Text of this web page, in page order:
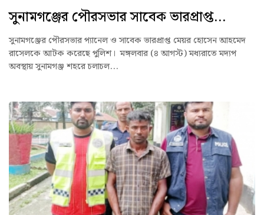
সুনামগঞ্জের পৌরসভার সাবেক ভারপ্রাপ্ত...
সুনামগঞ্জের পৌরসভার প্যানেল ও সাবেক ভারপ্রাপ্ত মেয়র হোসেন আহমেদ
রাসেলকে আটক করেছে পুলিশ। মঙ্গলবার (৪ আগস্ট) মধ্যরাতে মদ্যপ
অবস্থায় সুনামগঞ্জ শহরে চলাচল...